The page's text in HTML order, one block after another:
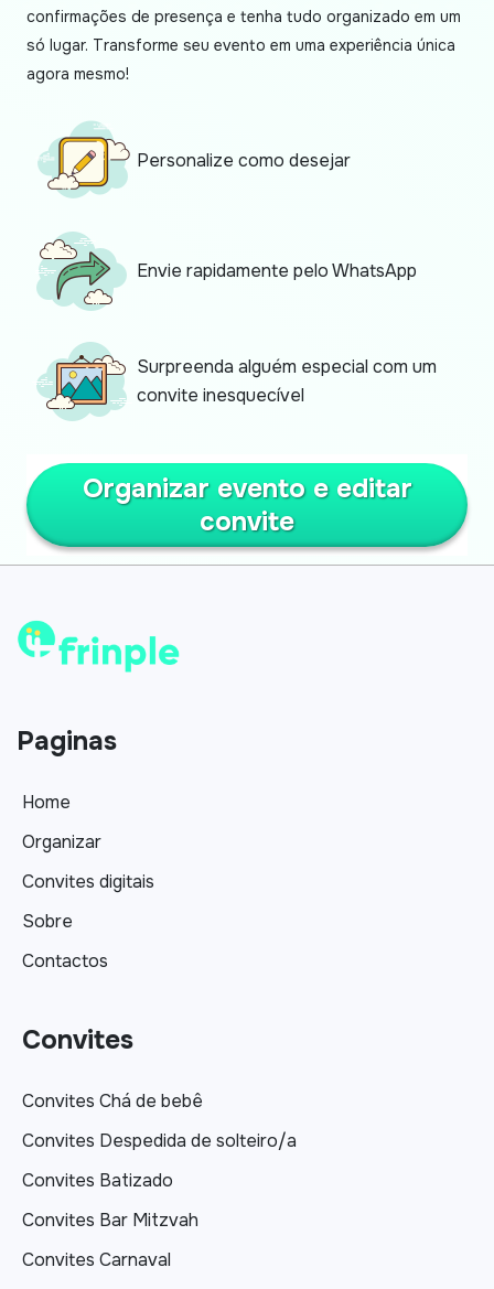
confirmações de presença e tenha tudo organizado em um
só lugar. Transforme seu evento em uma experiência única
agora mesmo!
Personalize como desejar
Envie rapidamente pelo WhatsApp
Surpreenda alguém especial com um
convite inesquecível
Organizar evento e editar
convite
Paginas
Home
Organizar
Convites digitais
Sobre
Contactos
Convites
Convites Chá de bebê
Convites Despedida de solteiro/a
Convites Batizado
Convites Bar Mitzvah
Convites Carnaval